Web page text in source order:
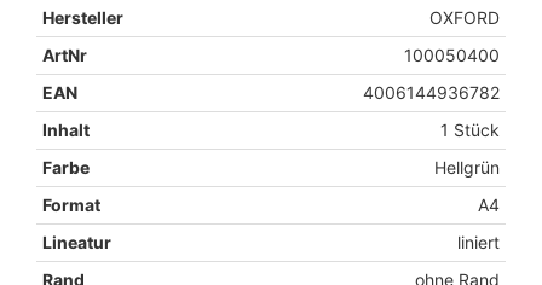
Hersteller
OXFORD
ArtNr
100050400
EAN
4006144936782
Inhalt
1 Stück
Farbe
Hellgrün
Format
A4
Lineatur
liniert
Rand
ohne Rand